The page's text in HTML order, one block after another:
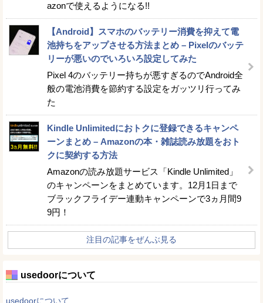
azonで使えるようになる!!
【Android】スマホのバッテリー消費を抑えて電
池持ちをアップさせる方法まとめ – Pixelのバッテ
リーが悪いのでいろいろ設定してみた
Pixel 4のバッテリー持ちが悪すぎるのでAndroid全
般の電池消費を節約する設定をガッツリ行ってみ
た
Kindle Unlimitedにおトクに登録できるキャンペ
ーンまとめ – Amazonの本・雑誌読み放題をおト
クに契約する方法
Amazonの読み放題サービス「Kindle Unlimited」
のキャンペーンをまとめています。12月1日まで
ブラックフライデー連動キャンペーンで3ヵ月間9
9円！
注目の記事をぜんぶ見る
usedoorについて
usedoorについて